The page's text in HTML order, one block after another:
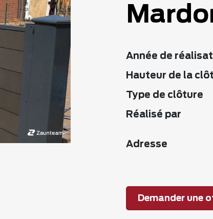
Année de
Hauteur de la
Type de clôture
Réalisé par
Adresse
Demander une